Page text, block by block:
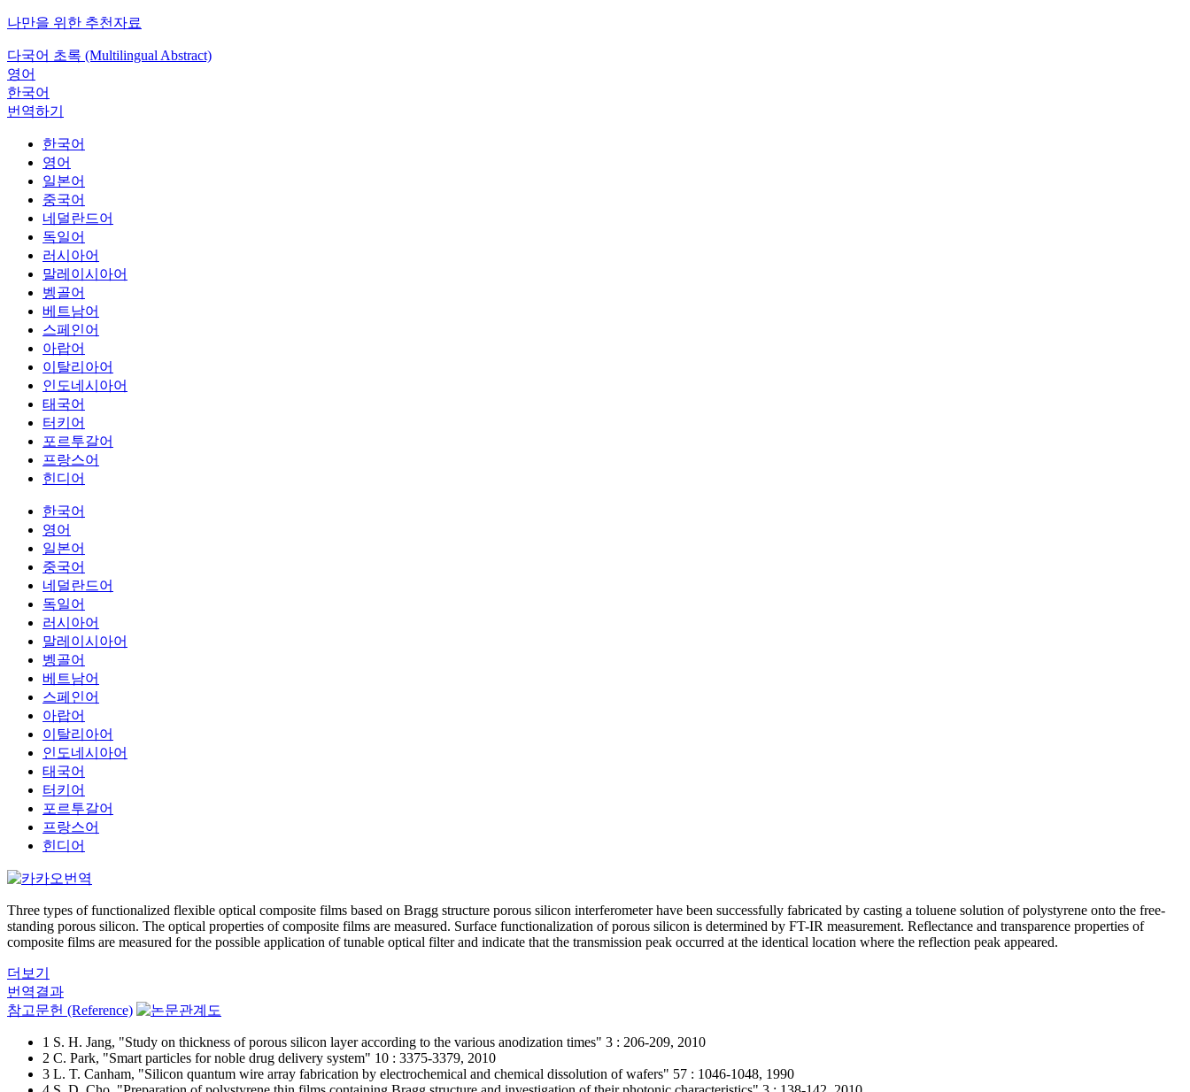
나만을 위한 추천자료
다국어 초록 (Multilingual Abstract)
영어
한국어
번역하기
한국어
영어
일본어
중국어
네덜란드어
독일어
러시아어
말레이시아어
벵골어
베트남어
스페인어
아랍어
이탈리아어
인도네시아어
태국어
터키어
포르투갈어
프랑스어
힌디어
한국어
영어
일본어
중국어
네덜란드어
독일어
러시아어
말레이시아어
벵골어
베트남어
스페인어
아랍어
이탈리아어
인도네시아어
태국어
터키어
포르투갈어
프랑스어
힌디어
Three types of functionalized flexible optical composite films based on Bragg structure porous silicon interferometer have been successfully fabricated by casting a toluene solution of polystyrene onto the free-
standing porous silicon. The optical properties of composite films are measured. Surface functionalization of porous silicon is determined by FT-IR measurement. Reflectance and transparence properties of
composite films are measured for the possible application of tunable optical filter and indicate that the transmission peak occurred at the identical location where the reflection peak appeared.
더보기
번역결과
참고문헌 (Reference)
1 S. H. Jang, "Study on thickness of porous silicon layer according to the various anodization times" 3 : 206-209, 2010
2 C. Park, "Smart particles for noble drug delivery system" 10 : 3375-3379, 2010
3 L. T. Canham, "Silicon quantum wire array fabrication by electrochemical and chemical dissolution of wafers" 57 : 1046-1048, 1990